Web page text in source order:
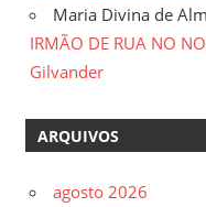
Maria Divina de
IRMÃO DE RUA NO
Gilvander
ARQUIVOS
agosto 2026